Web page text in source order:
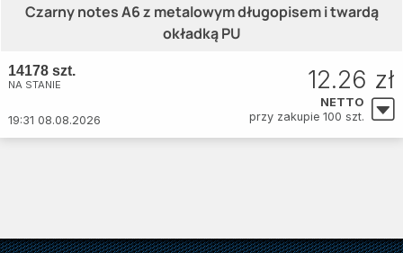
Czarny notes A6 z metalowym długopisem i twardą
okładką PU
14178 szt.
NA STANIE
19:31 08.08.2026
12.26 zł
NETTO
przy zakupie 100 szt.